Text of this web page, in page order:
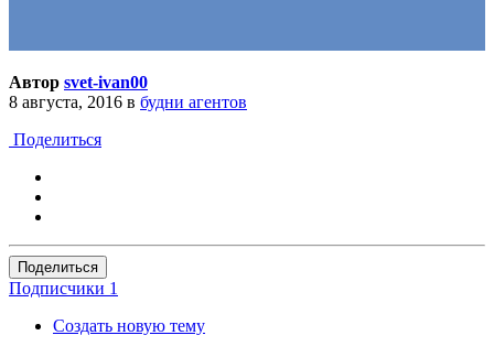
Автор svet-ivan00
8 августа, 2016 в будни агентов
Поделиться
Поделиться
Подписчики 1
Создать новую тему